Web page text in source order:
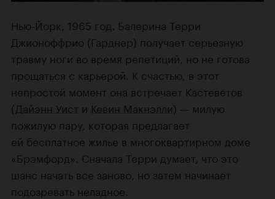
Нью-Йорк, 1965 год. Балерина Терри
Джионоффрио (Гарднер) получает серьезную
травму ноги во время репетиций, но не готова
прощаться с карьерой. К счастью, в этот
непростой момент она встречает Кастеветов
(Дайэнн Уист и Кевин Макнэлли) — милую
пожилую пару, которая предлагает
ей бесплатное жилье в многоквартирном доме
«Брэмфорд». Сначала Терри думает, что это
шанс начать все заново, но затем начинает
подозревать неладное.